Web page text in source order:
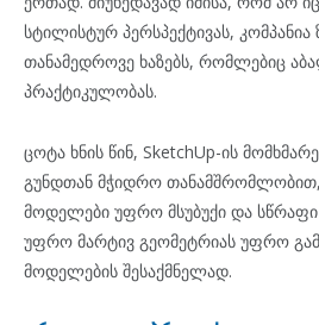
სტილისტურ პერსპექტივას,
თანამედროვე ხაზებს, რომლებიც
პრაქტიკულობას.
ცოტა ხნის წინ, SketchUp-ის
გუნდთან მჭიდრო თანამშრომლობით,
მოდელები უფრო მსუბუქი და სწრაფი
უფრო მარტივ გეომეტრიას უფრო
მოდელების შესაქმნელად.